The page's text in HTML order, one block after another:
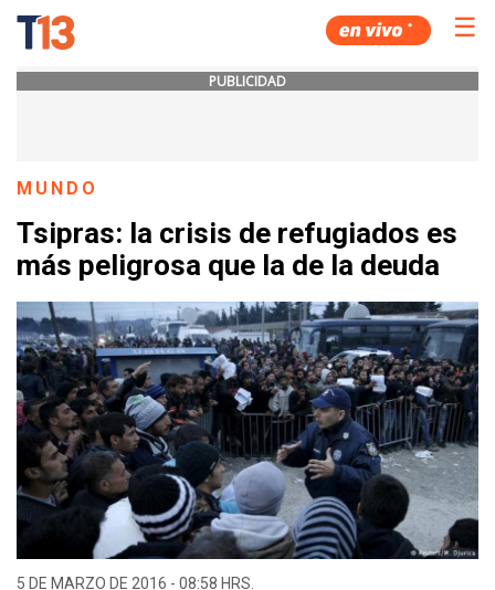
☰
PUBLICIDAD
MUNDO
Tsipras: la crisis de refugiados es
más peligrosa que la de la deuda
5 DE MARZO DE 2016 - 08:58 HRS.